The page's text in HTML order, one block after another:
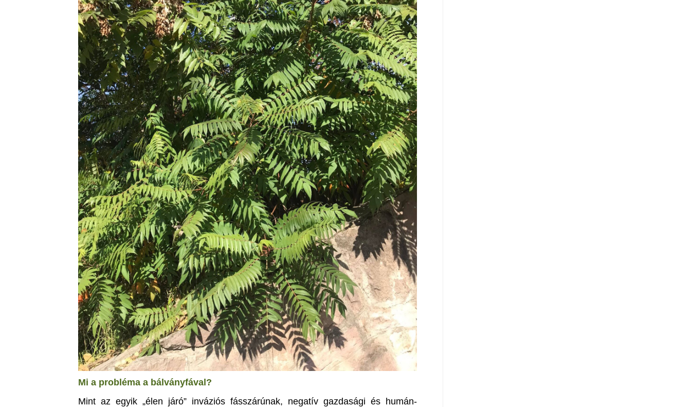
Mi a probléma a bálványfával?
Mint az egyik „élen járó” inváziós fásszárúnak, negatív gazdasági és humán-